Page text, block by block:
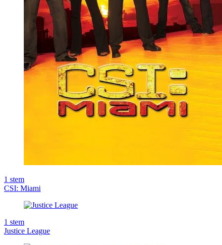
1 stem
CSI: Miami
1 stem
Justice League